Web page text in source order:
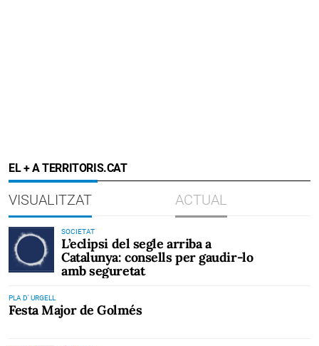
EL + A TERRITORIS.CAT
VISUALITZAT ACTUAL
SOCIETAT
L’eclipsi del segle arriba a
Catalunya: consells per gaudir-lo
amb seguretat
PLA D' URGELL
Festa Major de Golmés